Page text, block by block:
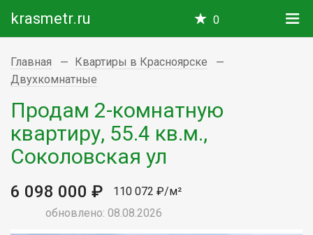
krasmetr.ru 0
Главная
Квартиры в Красноярске
Двухкомнатные
Продам 2-комнатную
квартиру, 55.4 кв.м.,
Соколовская ул
6 098 000 ₽
110 072 ₽/м²
обновлено: 08.08.2026